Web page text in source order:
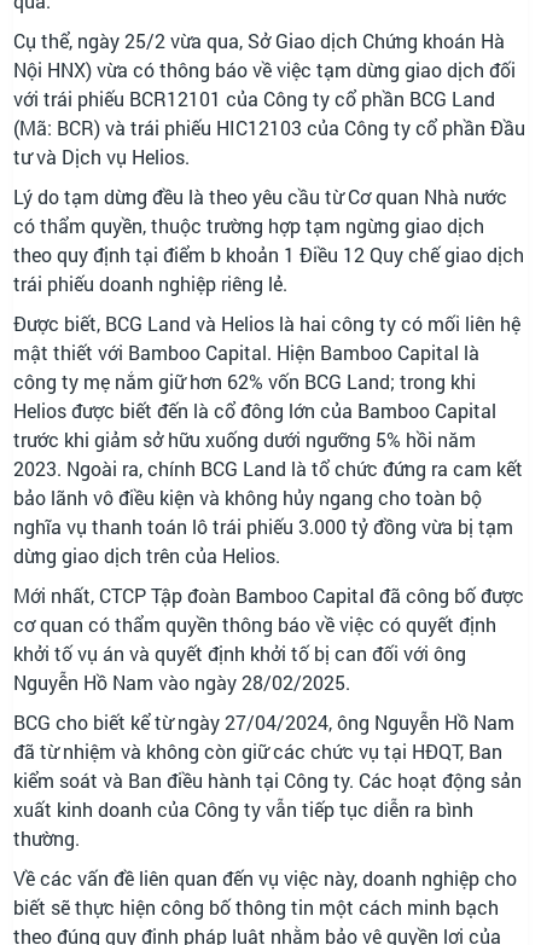
Cụ thể, ngày 25/2 vừa qua, Sở Giao dịch Chứng khoán Hà
Nội HNX) vừa có thông báo về việc tạm dừng giao dịch đối
với trái phiếu BCR12101 của Công ty cổ phần BCG Land
(Mã: BCR) và trái phiếu HIC12103 của Công ty cổ phần Đầu
tư và Dịch vụ Helios.
Lý do tạm dừng đều là theo yêu cầu từ Cơ quan Nhà nước
có thẩm quyền, thuộc trường hợp tạm ngừng giao dịch
theo quy định tại điểm b khoản 1 Điều 12 Quy chế giao dịch
trái phiếu doanh nghiệp riêng lẻ.
Được biết, BCG Land và Helios là hai công ty có mối liên hệ
mật thiết với Bamboo Capital. Hiện Bamboo Capital là
công ty mẹ nắm giữ hơn 62% vốn BCG Land; trong khi
Helios được biết đến là cổ đông lớn của Bamboo Capital
trước khi giảm sở hữu xuống dưới ngưỡng 5% hồi năm
2023. Ngoài ra, chính BCG Land là tổ chức đứng ra cam kết
bảo lãnh vô điều kiện và không hủy ngang cho toàn bộ
nghĩa vụ thanh toán lô trái phiếu 3.000 tỷ đồng vừa bị tạm
dừng giao dịch trên của Helios.
Mới nhất, CTCP Tập đoàn Bamboo Capital đã công bố được
cơ quan có thẩm quyền thông báo về việc có quyết định
khởi tố vụ án và quyết định khởi tố bị can đối với ông
Nguyễn Hồ Nam vào ngày 28/02/2025.
BCG cho biết kể từ ngày 27/04/2024, ông Nguyễn Hồ Nam
đã từ nhiệm và không còn giữ các chức vụ tại HĐQT, Ban
kiểm soát và Ban điều hành tại Công ty. Các hoạt động sản
xuất kinh doanh của Công ty vẫn tiếp tục diễn ra bình
thường.
Về các vấn đề liên quan đến vụ việc này, doanh nghiệp cho
biết sẽ thực hiện công bố thông tin một cách minh bạch
theo đúng quy định pháp luật nhằm bảo vệ quyền lợi của